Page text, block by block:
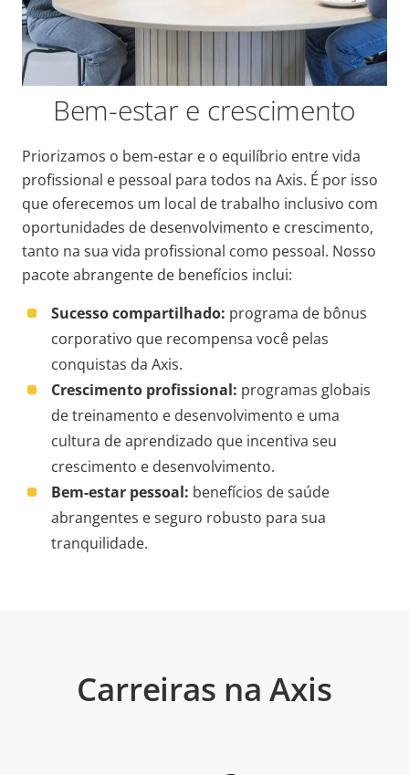
Bem-estar e crescimento
Priorizamos o bem-estar e o equilíbrio entre vida
profissional e pessoal para todos na Axis. É por isso
que oferecemos um local de trabalho inclusivo com
oportunidades de desenvolvimento e crescimento,
tanto na sua vida profissional como pessoal. Nosso
pacote abrangente de benefícios inclui:
Sucesso compartilhado: programa de bônus
corporativo que recompensa você pelas
conquistas da Axis.
Crescimento profissional: programas globais
de treinamento e desenvolvimento e uma
cultura de aprendizado que incentiva seu
crescimento e desenvolvimento.
Bem-estar pessoal: benefícios de saúde
abrangentes e seguro robusto para sua
tranquilidade.
Carreiras na Axis